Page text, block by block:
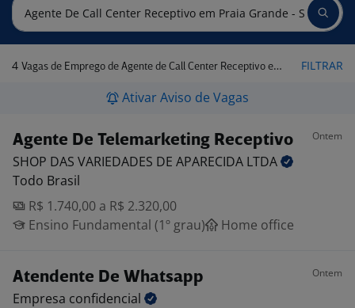
4 Vagas de Emprego de Agente de Call Center Receptivo em Praia Grande - SP FILTRAR
Ativar Aviso de Vagas
Agente De Telemarketing Receptivo Ontem
SHOP DAS VARIEDADES DE APARECIDA LTDA
Todo Brasil
R$ 1.740,00 a R$ 2.320,00
Ensino Fundamental (1º grau)
Home office
Atendente De Whatsapp Ontem
Empresa confidencial